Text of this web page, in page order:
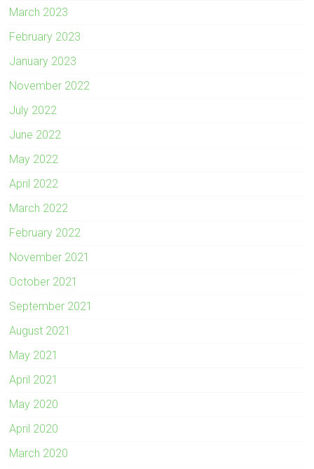
March 2023
February 2023
January 2023
November 2022
July 2022
June 2022
May 2022
April 2022
March 2022
February 2022
November 2021
October 2021
September 2021
August 2021
May 2021
April 2021
May 2020
April 2020
March 2020